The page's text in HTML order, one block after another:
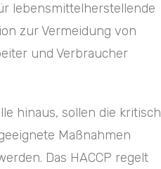
lebensmittelherstellende
zur Vermeidung von
und Verbraucher
hinaus, sollen die kritisch
Maßnahmen
Das HACCP regelt